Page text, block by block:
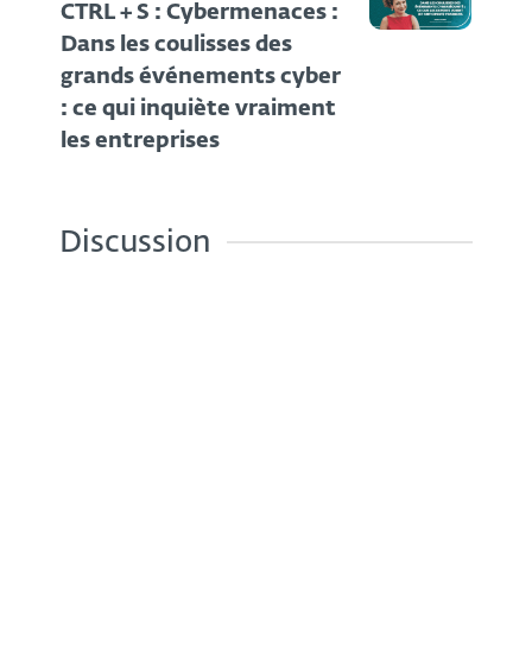
CTRL + S : Cybermenaces :
Dans les coulisses des
grands événements cyber
: ce qui inquiète vraiment
les entreprises
Discussion